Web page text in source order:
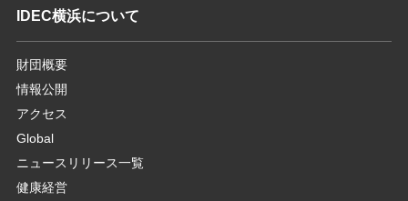
IDEC横浜について
財団概要
情報公開
アクセス
Global
ニュースリリース一覧
健康経営